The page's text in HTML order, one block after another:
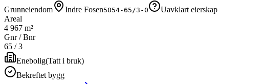
Grunneiendom
Indre Fosen5054-65/3-0
Uavklart eierskap
Areal
4 967 m²
Gnr / Bnr
65 /3
Enebolig(Tatt i bruk)
Bekreftet bygg